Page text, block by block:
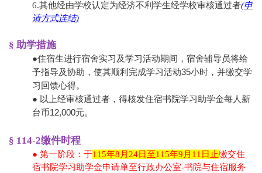
6.其他经由学校认定为经济不利学生经学校审核通过者(申
请方式连结)
§ 助学措施
●住宿生进行宿舍实习及学习活动期间，宿舍辅导员将给
予指导及协助，使其顺利完成学习活动35小时，并缴交学
习回馈心得。
● 以上经审核通过者，得核发住宿书院学习助学金每人新
台币12,000元。
§ 114-2缴件时程
● 第一阶段：于115年8月24日至115年9月11日止缴交住
宿书院学习助学金申请单至行政办公室-书院与住宿服务